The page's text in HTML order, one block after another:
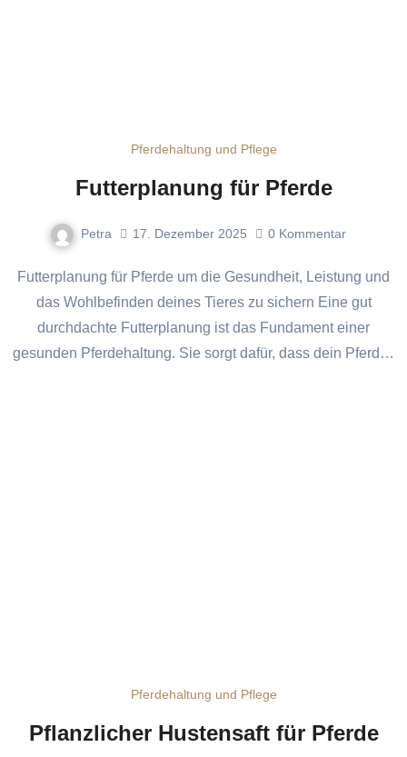
Pferdehaltung und Pflege
Futterplanung für Pferde
Petra 17. Dezember 2025 0 Kommentar
Futterplanung für Pferde um die Gesundheit, Leistung und
das Wohlbefinden deines Tieres zu sichern Eine gut
durchdachte Futterplanung ist das Fundament einer
gesunden Pferdehaltung. Sie sorgt dafür, dass dein Pferd…
Pferdehaltung und Pflege
Pflanzlicher Hustensaft für Pferde